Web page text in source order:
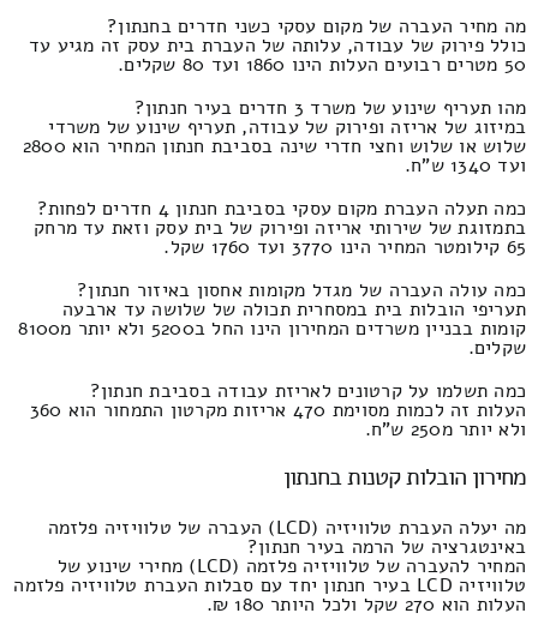
מה מחיר העברה של מקום עסקי כשני חדרים בחנתון?
כולל פירוק של עבודה, עלותה של העברת בית עסק זה מגיע עד
50 מטרים רבועים העלות הינו 1860 ועד 80 שקלים.
מהו תעריף שינוע של משרד 3 חדרים בעיר חנתון?
במיזוג של אריזה ופירוק של עבודה, תעריף שינוע של משרדי
שלוש או שלוש וחצי חדרי שינה בסביבת חנתון המחיר הוא 2800
ועד 1340 ש"ח.
כמה תעלה העברת מקום עסקי בסביבת חנתון 4 חדרים לפחות?
בתמזוגת של שירותי אריזה ופירוק של בית עסק וזאת עד מרחק
65 קילומטר המחיר הינו 3770 ועד 1760 שקל.
כמה עולה העברה של מגדל מקומות אחסון באיזור חנתון?
תעריפי הובלות בית במסחרית תכולה של שלושה עד ארבעה
קומות בבניין משרדים המחירון הינו החל ב5200 ולא יותר מ8100
שקלים.
כמה תשלמו על קרטונים לאריזת עבודה בסביבת חנתון?
העלות זה לכמות מסוימת 470 אריזות מקרטון התמחור הוא 360
ולא יותר מ250 ש"ח.
מחירון הובלות קטנות בחנתון
מה יעלה העברת טלוויזיה (LCD) העברה של טלוויזיה פלזמה
באינטגרציה של הרמה בעיר חנתון?
המחיר להעברה של טלוויזיה פלזמה (LCD) מחירי שינוע של
טלוויזיה LCD בעיר חנתון יחד עם סבלות העברת טלוויזיה פלזמה
העלות הוא 270 שקל ולכל היותר 180 ₪.